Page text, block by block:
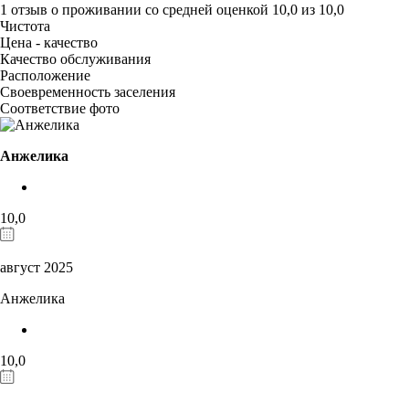
1 отзыв о проживании со средней оценкой 10,0 из 10,0
Чистота
Цена - качество
Качество обслуживания
Расположение
Своевременность заселения
Соответствие фото
Анжелика
10,0
август 2025
Анжелика
10,0